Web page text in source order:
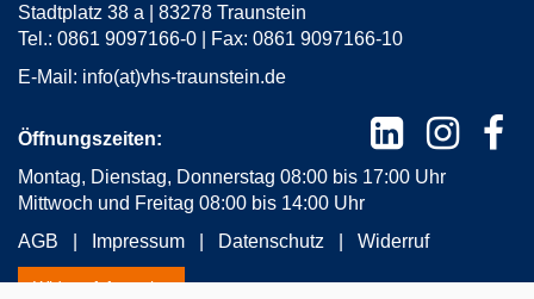
Stadtplatz 38 a | 83278 Traunstein
Tel.: 0861 9097166-0 | Fax: 0861 9097166-10
E-Mail: info(at)vhs-traunstein.de
Öffnungszeiten:
Montag, Dienstag, Donnerstag 08:00 bis 17:00 Uhr
Mittwoch und Freitag 08:00 bis 14:00 Uhr
AGB
Impressum Datenschutz Widerruf
Widerrufsformular